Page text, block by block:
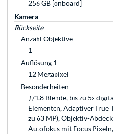
256 GB [onboard]
Kamera
Rückseite
Anzahl Objektive
1
Auflösung 1
12 Megapixel
Besonderheiten
ƒ/1.8 Blende, bis zu 5x
Elementen, Adaptiver True
zu 63 MP), Objektiv-
Autofokus mit Focus